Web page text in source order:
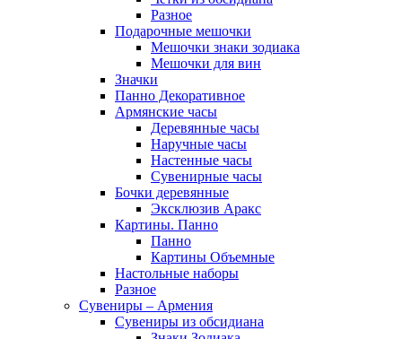
Разное
Подарочные мешочки
Мешочки знаки зодиака
Мешочки для вин
Значки
Панно Декоративное
Армянские часы
Деревянные часы
Наручные часы
Настенные часы
Сувенирные часы
Бочки деревянные
Эксклюзив Аракс
Картины. Панно
Панно
Картины Объемные
Настольные наборы
Разное
Сувениры – Армения
Сувениры из обсидиана